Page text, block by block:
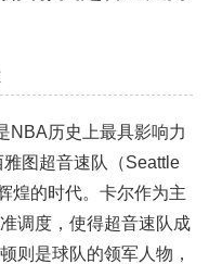
NBA历史上最具影响力
图超音速队（Seattle
煌的时代。卡尔作为主
调度，使得超音速队成
则是球队的领军人物，